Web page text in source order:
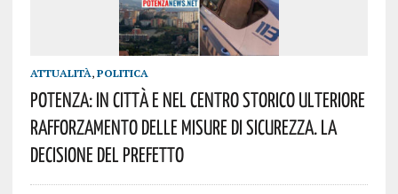
ATTUALITÀ, POLITICA
Potenza: In Città E Nel Centro Storico Ulteriore
Rafforzamento Delle Misure Di Sicurezza. La
Decisione Del Prefetto